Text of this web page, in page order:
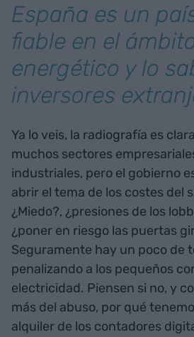
España es un
fiable en el
energético y lo
inversores
Ya lo veis, la radiografía es
muchos sectores
industriales, pero el gobierno
abrir el tema de los costes del
¿Miedo?, ¿presiones de los
¿poner en riesgo las puertas
Seguramente hay un poco de
penalizando a los pequeños
electricidad. Piensen si no, y
más del abuso, por qué
alquiler de los contadores